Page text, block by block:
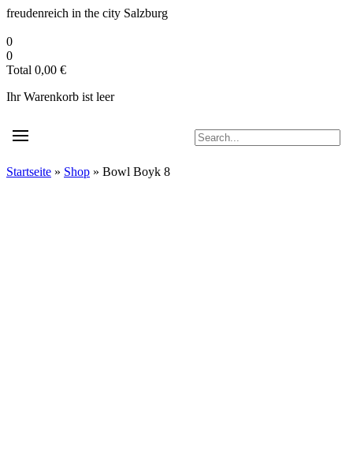
Zum
springen
freudenreich in the city Salzburg
0
0
Total 0,00 €
Ihr Warenkorb ist leer
Startseite » Shop » Bowl Boyk 8